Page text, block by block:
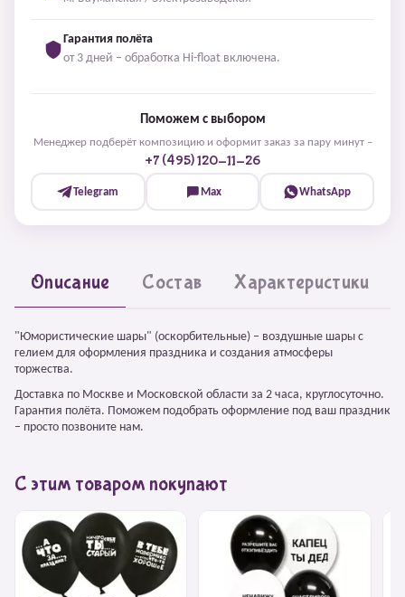
Гарантия полёта
от 3 дней – обработка Hi-float включена.
Поможем с выбором
Менеджер подберёт композицию и оформит заказ за пару минут –
+7 (495) 120-11-26
Telegram Max WhatsApp
Описание Состав Характеристики
"Юмористические шары" (оскорбительные) – воздушные шары с
гелием для оформления праздника и создания атмосферы
торжества.
Доставка по Москве и Московской области за 2 часа, круглосуточно.
Гарантия полёта. Поможем подобрать оформление под ваш праздник
– просто позвоните нам.
С этим товаром покупают